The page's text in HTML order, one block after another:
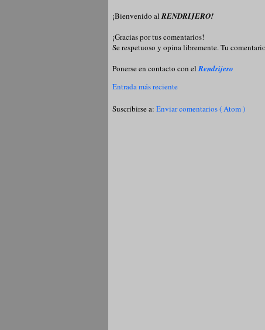
¡Bienvenido alRENDRIJERO!
¡Gracias por tus comentarios!
Se respetuoso y opina libremente. Tu
Ponerse en contacto con elRendrijero
Entrada más reciente
Suscribirse a: Enviar comentarios ( Atom )